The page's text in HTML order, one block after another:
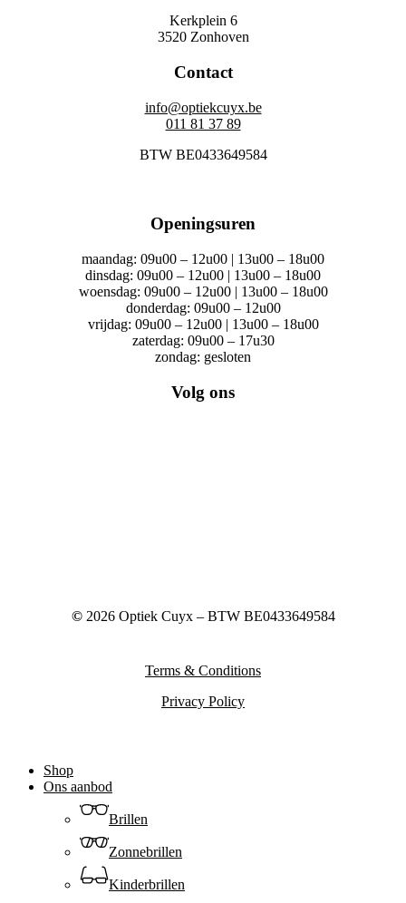
Kerkplein 6
3520 Zonhoven
Contact
info@optiekcuyx.be
011 81 37 89
BTW BE0433649584
Openingsuren
maandag: 09u00 – 12u00 | 13u00 – 18u00
dinsdag: 09u00 – 12u00 | 13u00 – 18u00
woensdag: 09u00 – 12u00 | 13u00 – 18u00
donderdag: 09u00 – 12u00
vrijdag: 09u00 – 12u00 | 13u00 – 18u00
zaterdag: 09u00 – 17u30
zondag: gesloten
Volg ons
© 2026Optiek Cuyx – BTW BE0433649584
Terms & Conditions
Privacy Policy
Close
Menu
Shop
Ons aanbod
Brillen
Zonnebrillen
Kinderbrillen